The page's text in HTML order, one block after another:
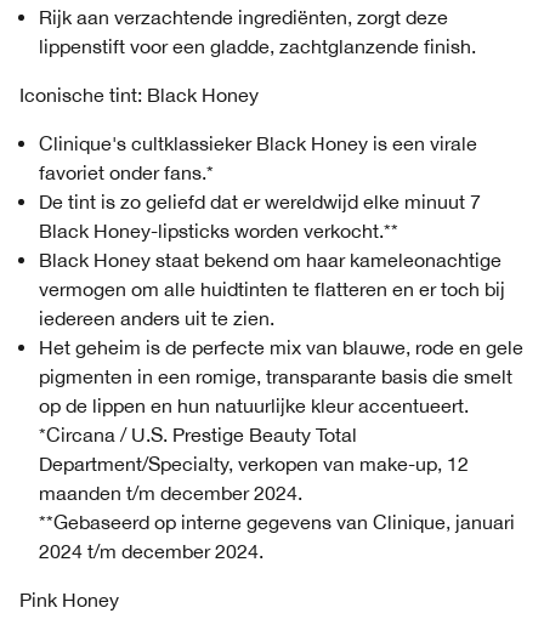
Rijk aan verzachtende ingrediënten, zorgt deze
lippenstift voor een gladde, zachtglanzende finish.
Iconische tint: Black Honey
Clinique's cultklassieker Black Honey is een virale
favoriet onder fans.*
De tint is zo geliefd dat er wereldwijd elke minuut 7
Black Honey-lipsticks worden verkocht.**
Black Honey staat bekend om haar kameleonachtige
vermogen om alle huidtinten te flatteren en er toch bij
iedereen anders uit te zien.
Het geheim is de perfecte mix van blauwe, rode en gele
pigmenten in een romige, transparante basis die smelt
op de lippen en hun natuurlijke kleur accentueert.
*Circana / U.S. Prestige Beauty Total
Department/Specialty, verkopen van make-up, 12
maanden t/m december 2024.
**Gebaseerd op interne gegevens van Clinique, januari
2024 t/m december 2024.
Pink Honey